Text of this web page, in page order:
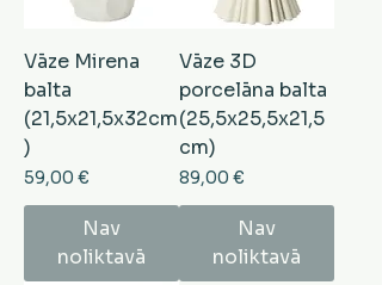
Vāze Mirena
balta
(21,5x21,5x32cm
)
Cena
59,00 €
Nav
noliktavā
Vāze 3D
porcelāna balta
(25,5x25,5x21,5
cm)
Cena
89,00 €
Nav
noliktavā